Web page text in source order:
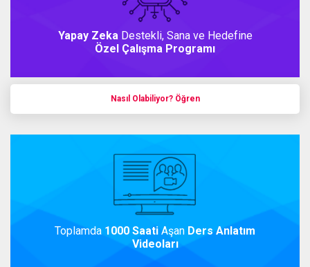
Yapay ZekaDestekli, Sana ve Hedefine
Özel Çalışma Programı
Nasıl Olabiliyor? Öğren
Toplamda 1000 Saati Aşan Ders Anlatım
Videoları